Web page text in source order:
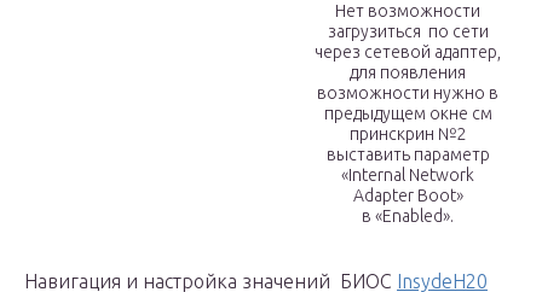
Нет возможности
загрузиться по сети
через сетевой адаптер,
для появления
возможности нужно в
предыдущем окне см
принскрин №2
выставить параметр
«Internal Network
Adapter Boot»
в «Enabled».
Навигация и настройка значений БИОС InsydeH20